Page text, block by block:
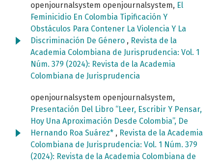
openjournalsystem openjournalsystem, El
Feminicidio En Colombia Tipificación Y
Obstáculos Para Contener La Violencia Y La
Discriminación De Género , Revista de la
Academia Colombiana de Jurisprudencia: Vol. 1
Núm. 379 (2024): Revista de la Academia
Colombiana de Jurisprudencia
openjournalsystem openjournalsystem,
Presentación Del Libro “Leer, Escribir Y Pensar,
Hoy Una Aproximación Desde Colombia”, De
Hernando Roa Suárez* , Revista de la Academia
Colombiana de Jurisprudencia: Vol. 1 Núm. 379
(2024): Revista de la Academia Colombiana de